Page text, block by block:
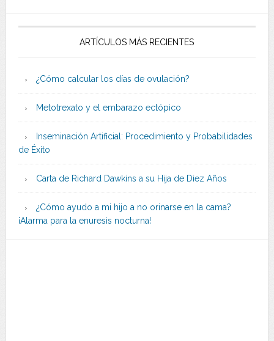
ARTÍCULOS MÁS RECIENTES
¿Cómo calcular los días de ovulación?
Metotrexato y el embarazo ectópico
Inseminación Artificial: Procedimiento y Probabilidades
de Éxito
Carta de Richard Dawkins a su Hija de Diez Años
¿Cómo ayudo a mi hijo a no orinarse en la cama?
¡Alarma para la enuresis nocturna!